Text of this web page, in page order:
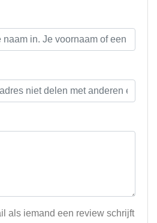
als iemand een review schrijft